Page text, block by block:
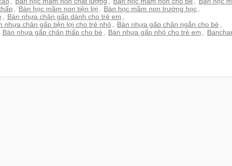
, Bàn học mầm non tiện lợi, Bàn học mầm non trường học,
, Bàn nhựa chân gấp dành cho trẻ em ,
nhựa chân gấp tiện lợi cho trẻ nhỏ , Bàn nhựa gấp chân ngắn cho bé ,
Bàn nhựa gấp chân thấp cho bé , Bàn nhựa gấp nhỏ cho trẻ em ,